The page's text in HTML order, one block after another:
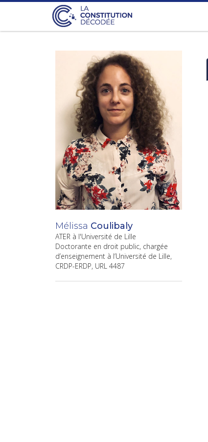
Mélissa Coulibaly
ATER à l'Université de Lille
Doctorante en droit public, chargée
d’enseignement à l’Université de Lille,
CRDP-ERDP, URL 4487